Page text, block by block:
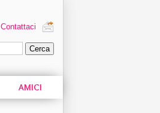
Contattaci
AMICI